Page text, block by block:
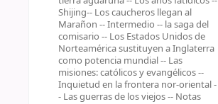
Shijing-- Los caucheros llegan al
Marañon -- Intermedio -- la saga del
comisario -- Los Estados Unidos de
Norteamérica sustituyen a Inglaterra
como potencia mundial -- Las
misiones: católicos y evangélicos --
Inquietud en la frontera nor-oriental -
- Las guerras de los viejos -- Notas